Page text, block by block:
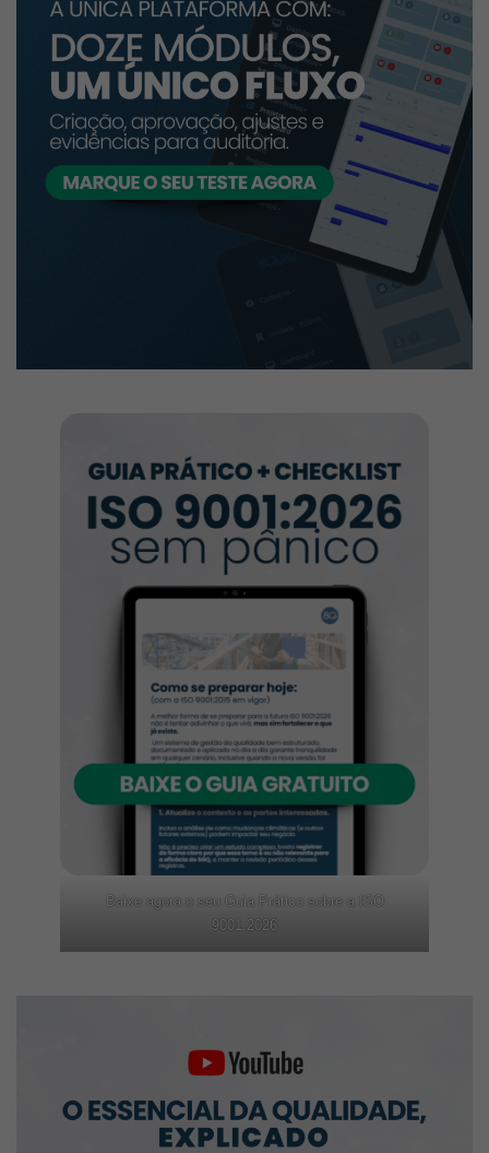
Baixe agora o seu Guia Prático sobre a ISO
9001:2026